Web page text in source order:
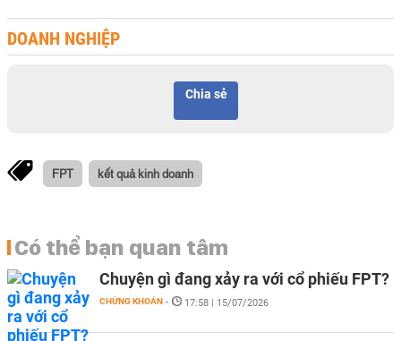
DOANH NGHIỆP
Chia sẻ
FPT kết quả kinh doanh
Có thể bạn quan tâm
Chuyện gì đang xảy ra với cổ phiếu FPT?
CHỨNG KHOÁN - 17:58 | 15/07/2026